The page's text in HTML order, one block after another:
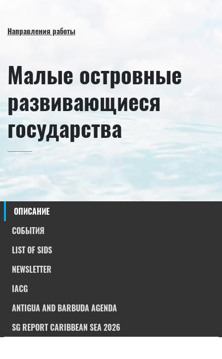
Направления работы
Малые островные
развивающиеся
государства
ОПИСАНИЕ
СОБЫТИЯ
LIST OF SIDS
NEWSLETTER
IACG
ANTIGUA AND BARBUDA AGENDA
SG REPORT CARIBBEAN SEA 2026